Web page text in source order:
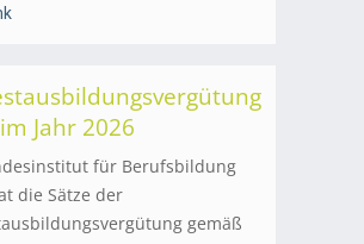
Jahr 2026
für Berufsbildung
die Sätze der
gemäß